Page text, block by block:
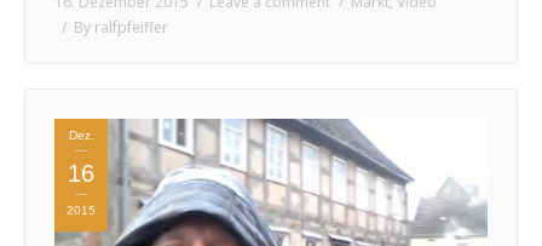
By ralfpfeiffer
Dez.
16
2015